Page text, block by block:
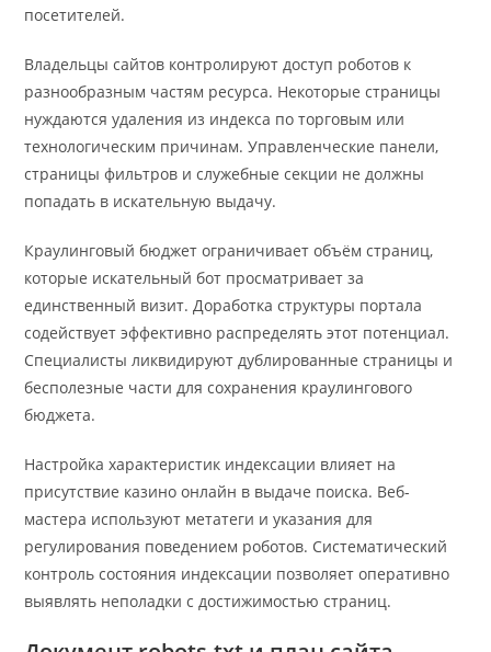
посетителей.
Владельцы сайтов контролируют доступ роботов к
разнообразным частям ресурса. Некоторые страницы
нуждаются удаления из индекса по торговым или
технологическим причинам. Управленческие панели,
страницы фильтров и служебные секции не должны
попадать в искательную выдачу.
Краулинговый бюджет ограничивает объём страниц,
которые искательный бот просматривает за
единственный визит. Доработка структуры портала
содействует эффективно распределять этот потенциал.
Специалисты ликвидируют дублированные страницы и
бесполезные части для сохранения краулингового
бюджета.
Настройка характеристик индексации влияет на
присутствие казино онлайн в выдаче поиска. Веб-
мастера используют метатеги и указания для
регулирования поведением роботов. Систематический
контроль состояния индексации позволяет оперативно
выявлять неполадки с достижимостью страниц.